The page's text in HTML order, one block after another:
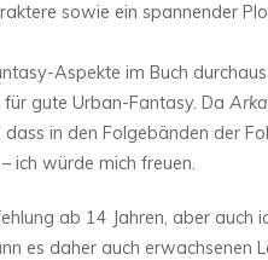
sowie ein spannender
Aspekte im Buch
gute Urban-Fantasy. Da
in den Folgebänden der
ich würde mich freuen.
ab 14 Jahren, aber auch
es daher auch erwachsenen